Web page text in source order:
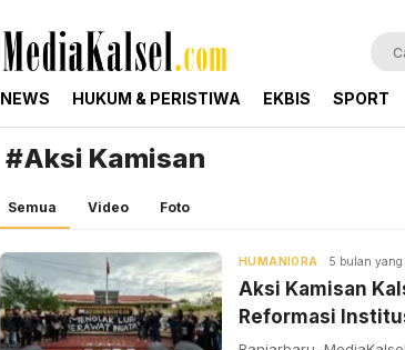
mediakalsel.com
Berita Update Banua
NEWS HUKUM & PERISTIWA EKBIS SPORT
#Aksi Kamisan
Semua Video Foto
HUMANIORA 5 bulan yang
Aksi Kamisan
Reformasi